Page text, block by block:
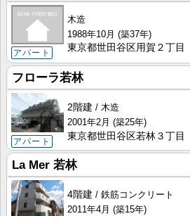
アパート
木造
1988年10月 (築37年)
東京都世田谷区用賀２丁目
フローラ若林
アパート
2階建
木造
2001年2月 (築25年)
東京都世田谷区若林３丁目
La Mer 若林
4階建
鉄筋コンクリート
2011年4月 (築15年)